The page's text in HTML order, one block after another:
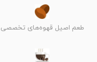
طعم اصیل قهوه‌های تخصصی